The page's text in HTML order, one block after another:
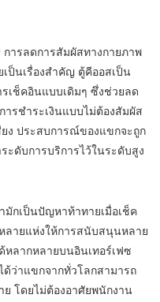
ารลดการสัมผัสทางกายภาพ
ป็นเรื่องสำคัญ ตู้คีออสเป็น
เช็คอินแบบเดิมๆ ซึ่งช่วยลด
ารชำระเงินแบบไม่ต้องสัมผัส
ง ประสบการณ์ของแขกจะถูก
ดับการบริการไว้ในระดับสูง
กเป็นปัญหาท้าทายเมื่อเช็ค
ายแห่งให้การสนับสนุนหลาย
หลากหลายบนอินเทอร์เฟซ
ว่าแขกจากทั่วโลกสามารถ
ย โดยไม่ต้องอาศัยพนักงาน